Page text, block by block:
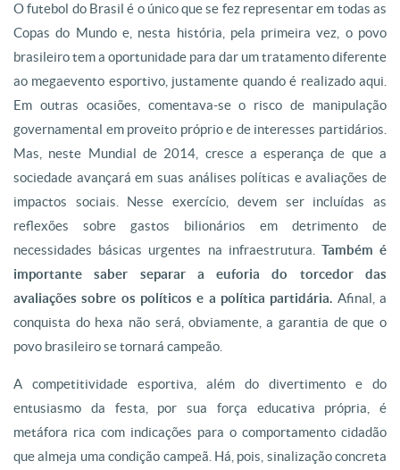
O futebol do Brasil é o único que se fez representar em todas as
Copas do Mundo e, nesta história, pela primeira vez, o povo
brasileiro tem a oportunidade para dar um tratamento diferente
ao megaevento esportivo, justamente quando é realizado aqui.
Em outras ocasiões, comentava-se o risco de manipulação
governamental em proveito próprio e de interesses partidários.
Mas, neste Mundial de 2014, cresce a esperança de que a
sociedade avançará em suas análises políticas e avaliações de
impactos sociais. Nesse exercício, devem ser incluídas as
reflexões sobre gastos bilionários em detrimento de
necessidades básicas urgentes na infraestrutura. Também é
importante saber separar a euforia do torcedor das
avaliações sobre os políticos e a política partidária. Afinal, a
conquista do hexa não será, obviamente, a garantia de que o
povo brasileiro se tornará campeão.
A competitividade esportiva, além do divertimento e do
entusiasmo da festa, por sua força educativa própria, é
metáfora rica com indicações para o comportamento cidadão
que almeja uma condição campeã. Há, pois, sinalização concreta